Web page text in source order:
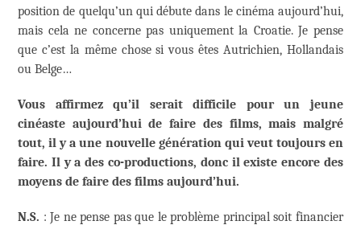
position de quelqu’un qui débute dans le cinéma aujourd’hui,
mais cela ne concerne pas uniquement la Croatie. Je pense
que c’est la même chose si vous êtes Autrichien, Hollandais
ou Belge…
Vous affirmez qu’il serait difficile pour un jeune
cinéaste aujourd’hui de faire des films, mais malgré
tout, il y a une nouvelle génération qui veut toujours en
faire. Il y a des co-productions, donc il existe encore des
moyens de faire des films aujourd’hui.
N.S. : Je ne pense pas que le problème principal soit financier